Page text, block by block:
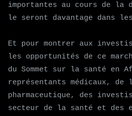
importantes au cours de la
le seront davantage dans
Et pour montrer aux
les opportunités de ce
du Sommet sur la santé en
représentants médicaux,
pharmaceutique, des
secteur de la santé et des